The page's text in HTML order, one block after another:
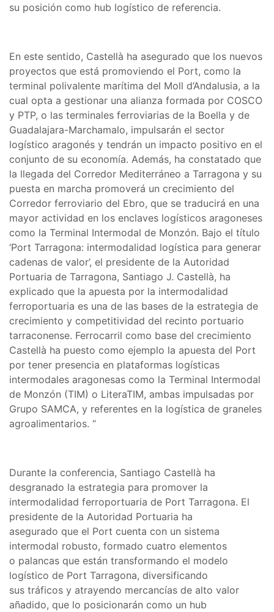
su posición como hub logístico de referencia.
En este sentido, Castellà ha asegurado que los nuevos
proyectos que está promoviendo el Port, como la
terminal polivalente marítima del Moll d’Andalusia, a la
cual opta a gestionar una alianza formada por COSCO
y PTP, o las terminales ferroviarias de la Boella y de
Guadalajara-Marchamalo, impulsarán el sector
logístico aragonés y tendrán un impacto positivo en el
conjunto de su economía. Además, ha constatado que
la llegada del Corredor Mediterráneo a Tarragona y su
puesta en marcha promoverá un crecimiento del
Corredor ferroviario del Ebro, que se traducirá en una
mayor actividad en los enclaves logísticos aragoneses
como la Terminal Intermodal de Monzón. Bajo el título
‘Port Tarragona: intermodalidad logística para generar
cadenas de valor’, el presidente de la Autoridad
Portuaria de Tarragona, Santiago J. Castellà, ha
explicado que la apuesta por la intermodalidad
ferroportuaria es una de las bases de la estrategia de
crecimiento y competitividad del recinto portuario
tarraconense. Ferrocarril como base del crecimiento
Castellà ha puesto como ejemplo la apuesta del Port
por tener presencia en plataformas logísticas
intermodales aragonesas como la Terminal Intermodal
de Monzón (TIM) o LiteraTIM, ambas impulsadas por
Grupo SAMCA, y referentes en la logística de graneles
agroalimentarios. “
Durante la conferencia, Santiago Castellà ha
desgranado la estrategia para promover la
intermodalidad ferroportuaria de Port Tarragona. El
presidente de la Autoridad Portuaria ha
asegurado que el Port cuenta con un sistema
intermodal robusto, formado cuatro elementos
o palancas que están transformando el modelo
logístico de Port Tarragona, diversificando
sus tráficos y atrayendo mercancías de alto valor
añadido, que lo posicionarán como un hub